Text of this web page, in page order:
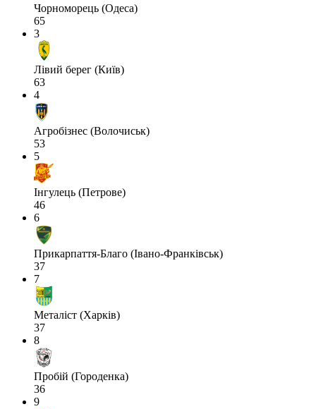
Чорноморець (Одеса)
65
3
Лівий берег (Київ)
63
4
Агробізнес (Волочиськ)
53
5
Інгулець (Петрове)
46
6
Прикарпаття-Благо (Івано-Франківськ)
37
7
Металіст (Харків)
37
8
Пробій (Городенка)
36
9